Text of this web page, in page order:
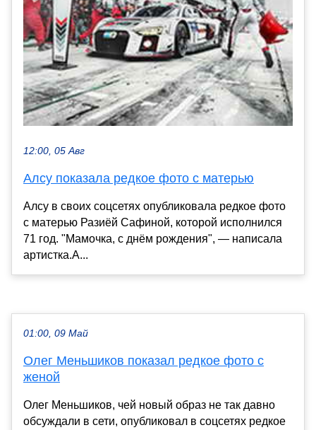
12:00, 05 Авг
Алсу показала редкое фото с матерью
Алсу в своих соцсетях опубликовала редкое фото
с матерью Разиёй Сафиной, которой исполнился
71 год. "Мамочка, с днём рождения", — написала
артистка.А...
01:00, 09 Май
Олег Меньшиков показал редкое фото с
женой
Олег Меньшиков, чей новый образ не так давно
обсуждали в сети, опубликовал в соцсетях редкое